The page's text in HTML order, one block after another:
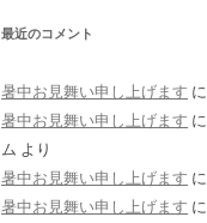
最近のコメント
暑中お見舞い申し上げます に
暑中お見舞い申し上げます に
ム より
暑中お見舞い申し上げます に
暑中お見舞い申し上げます に